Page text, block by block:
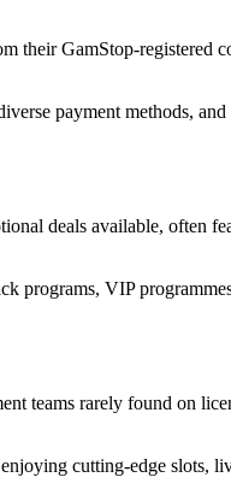
their GamStop-
payment methods,
deals available, often
programs, VIP
teams rarely found on
cutting-edge slots,